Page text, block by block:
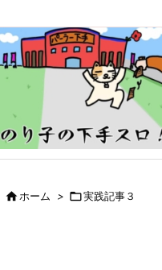
ホーム > 実践記事３